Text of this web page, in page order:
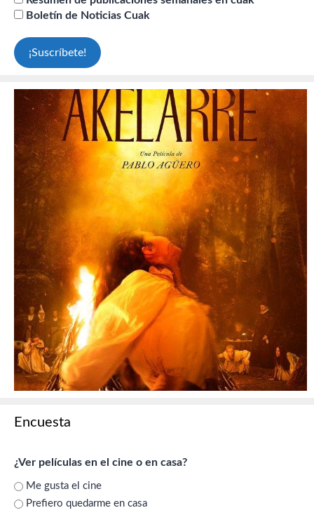
Boletín de Noticias Cuak
Encuesta
¿Ver películas en el cine o en casa?
Me gusta el cine
Prefiero quedarme en casa